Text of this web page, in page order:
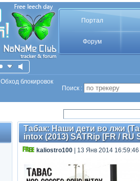
Портал
Форум
Обход блокировок
Поиск :
Табак: Наши дети во лжи
intox (2013) SATRip [FR / RU
kaliostro100 | 13 Янв 2014 16:59:46